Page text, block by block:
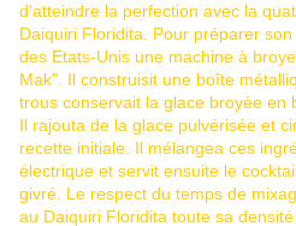
d'atteindre la perfection avec la
Daiquiri Floridita. Pour préparer
des Etats-Unis une machine à
Mak". Il construisit une boîte
trous conservait la glace broyée en
Il rajouta de la glace pulvérisée et
recette initiale. Il mélangea ces
électrique et servit ensuite le
givré. Le respect du temps de
au Daiquiri Floridita toute sa